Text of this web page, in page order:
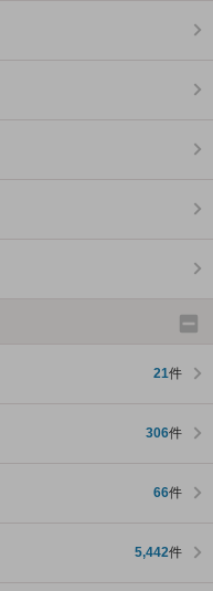
21件
306件
66件
5,442件